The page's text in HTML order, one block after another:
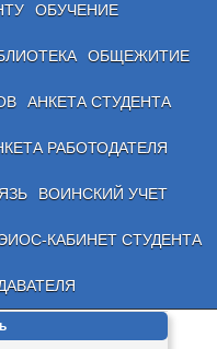
ОБУЧЕНИЕ
ОБЩЕЖИТИЕ
АНКЕТА СТУДЕНТА
РАБОТОДАТЕЛЯ
ВОИНСКИЙ УЧЕТ
КАБИНЕТ СТУДЕНТА